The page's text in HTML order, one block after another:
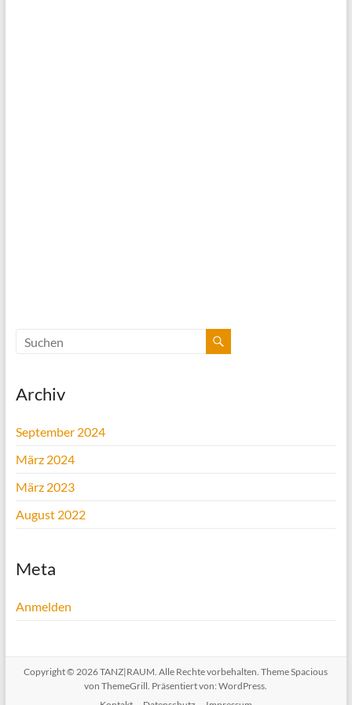
Archiv
September 2024
März 2024
März 2023
August 2022
Meta
Anmelden
Copyright © 2026TANZ|RAUM. Alle Rechte vorbehalten. ThemeSpacious
von ThemeGrill. Präsentiert von:WordPress.